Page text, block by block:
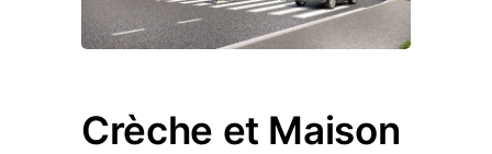
Crèche et Maison